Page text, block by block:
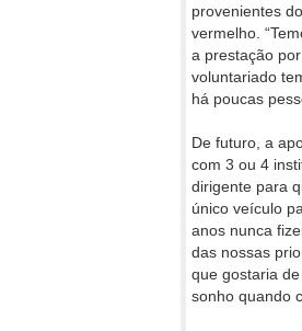
provenientes
vermelho.
a prestação
voluntariado
há poucas
De futuro, a
com 3 ou 4
dirigente para
único veículo
anos nunca
das nossas
que gostaria
sonho quando